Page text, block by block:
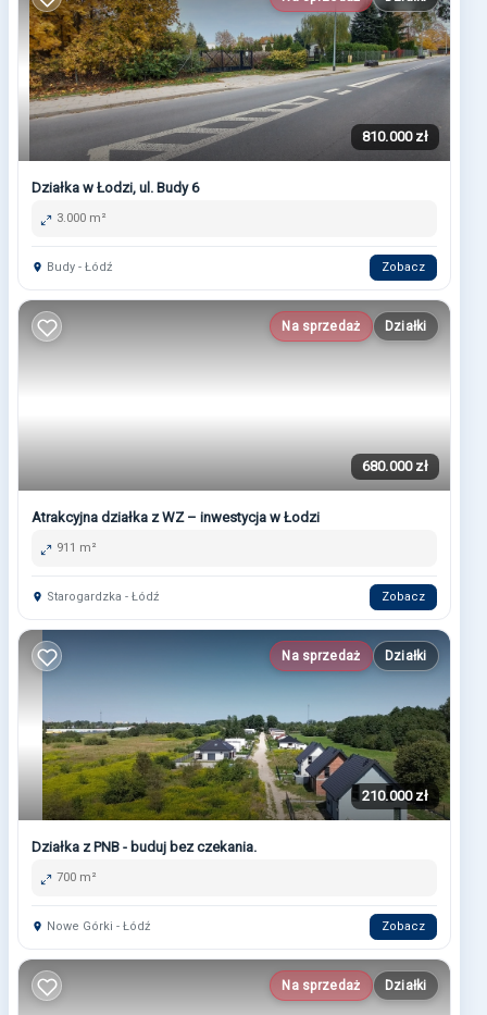
810.000 zł
Działka w Łodzi, ul. Budy 6
3.000 m²
Budy - Łódź Zobacz
Na sprzedaż Działki
680.000 zł
Atrakcyjna działka z WZ – inwestycja w Łodzi
911 m²
Starogardzka - Łódź Zobacz
Na sprzedaż Działki
210.000 zł
Działka z PNB - buduj bez czekania.
700 m²
Nowe Górki - Łódź Zobacz
Na sprzedaż Działki